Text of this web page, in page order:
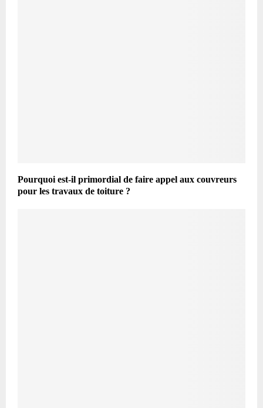
Pourquoi est-il primordial de faire appel aux couvreurs
pour les travaux de toiture ?